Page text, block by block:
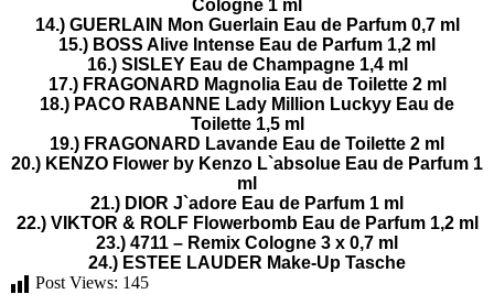
Cologne 1 ml
14.) GUERLAIN Mon Guerlain Eau de Parfum 0,7 ml
15.) BOSS Alive Intense Eau de Parfum 1,2 ml
16.) SISLEY Eau de Champagne 1,4 ml
17.) FRAGONARD Magnolia Eau de Toilette 2 ml
18.) PACO RABANNE Lady Million Luckyy Eau de
Toilette 1,5 ml
19.) FRAGONARD Lavande Eau de Toilette 2 ml
20.) KENZO Flower by Kenzo L`absolue Eau de Parfum 1
ml
21.) DIOR J`adore Eau de Parfum 1 ml
22.) VIKTOR & ROLF Flowerbomb Eau de Parfum 1,2 ml
23.) 4711 – Remix Cologne 3 x 0,7 ml
24.) ESTEE LAUDER Make-Up Tasche
Post Views: 145